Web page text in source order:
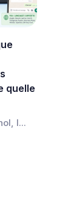
quelle
l...